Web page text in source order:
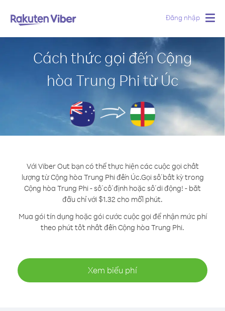
Đăng nhập
Cách thức gọi đến Cộng
hòa Trung Phi từ Úc
Với Viber Out bạn có thể thực hiện các cuộc gọi chất
lượng từ Cộng hòa Trung Phi đến Úc.Gọi số bất kỳ trong
Cộng hòa Trung Phi - số cố định hoặc số di động! - bắt
đầu chỉ với $1.32 cho mỗi phút.
Mua gói tín dụng hoặc gói cước cuộc gọi để nhận mức phí
theo phút tốt nhất đến Cộng hòa Trung Phi.
Xem biểu phí